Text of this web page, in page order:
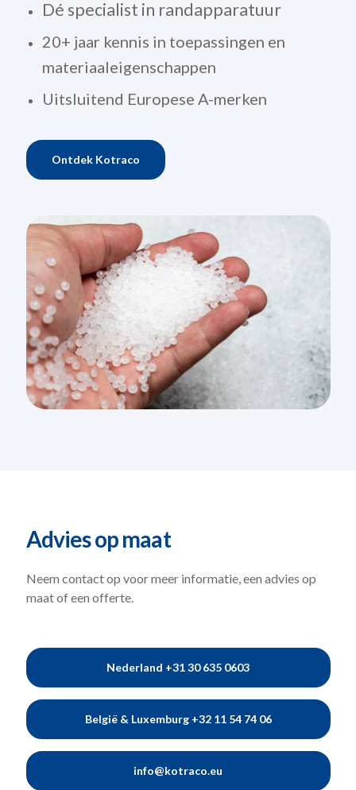
Dé specialist in randapparatuur
20+ jaar kennis in toepassingen en
materiaaleigenschappen
Uitsluitend Europese A-merken
Ontdek Kotraco
Advies op maat
Neem contact op voor meer informatie, een advies op
maat of een offerte.
Nederland +31 30 635 0603
België & Luxemburg +32 11 54 74 06
info@kotraco.eu